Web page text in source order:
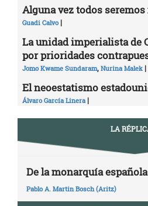
Alguna vez todos
Guadi Calvo |
La unidad imperialista de
por prioridades
Jomo Kwame Sundaram, Nurina Malek |
El neoestatismo
Álvaro García Linera |
LA
De la monarquía española
Pablo A. Martin Bosch (Aritz)